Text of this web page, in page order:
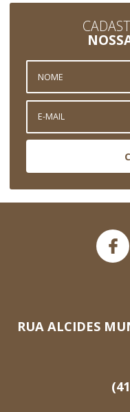
RUA ALCIDES